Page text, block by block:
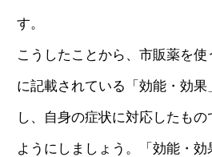
す。
こうしたことから、市販薬を
に記載されている「効能・効果
し、自身の症状に対応したも
ようにしましょう。「効能・効